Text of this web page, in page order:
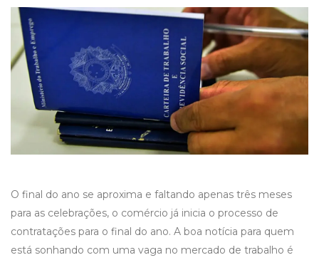
O final do ano se aproxima e faltando apenas três meses
para as celebrações, o comércio já inicia o processo de
contratações para o final do ano. A boa notícia para quem
está sonhando com uma vaga no mercado de trabalho é